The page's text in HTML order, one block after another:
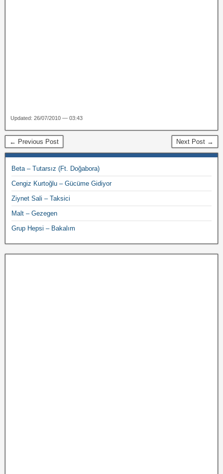
Updated: 26/07/2010 — 03:43
← Previous Post Next Post →
Beta – Tutarsız (Ft. Doğabora)
Cengiz Kurtoğlu – Gücüme Gidiyor
Ziynet Sali – Taksici
Malt – Gezegen
Grup Hepsi – Bakalım